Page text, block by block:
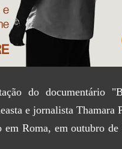
do documentário
e jornalista Thamara
Roma, em outubro